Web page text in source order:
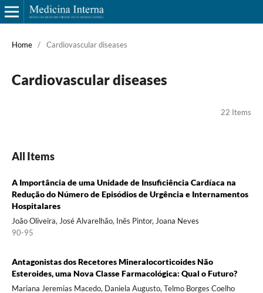
Home / Cardiovascular diseases
Cardiovascular diseases
22 Items
All Items
A Importância de uma Unidade de Insuficiência Cardíaca na
Redução do Número de Episódios de Urgência e Internamentos
Hospitalares
João Oliveira, José Alvarelhão, Inês Pintor, Joana Neves
90-95
Antagonistas dos Recetores Mineralocorticoides Não
Esteroides, uma Nova Classe Farmacológica: Qual o Futuro?
Mariana Jeremias Macedo, Daniela Augusto, Telmo Borges Coelho